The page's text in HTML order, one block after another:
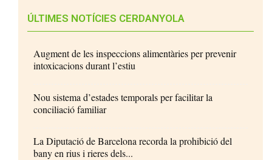
ÚLTIMES NOTÍCIES CERDANYOLA
Augment de les inspeccions alimentàries per prevenir
intoxicacions durant l’estiu
Nou sistema d’estades temporals per facilitar la
conciliació familiar
La Diputació de Barcelona recorda la prohibició del
bany en rius i rieres dels...